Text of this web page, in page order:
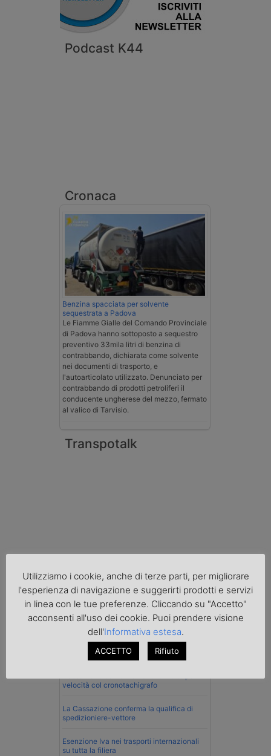
Podcast K44
Cronaca
Benzina spacciata per solvente
sequestrata a Padova
Le Fiamme Gialle del Comando Provinciale
di Padova hanno sottoposto a sequestro
preventivo 33mila litri di benzina di
contrabbando, dichiarata come solvente
nei documenti di trasporto, e
l'autoarticolato utilizzato. Denunciato per
contrabbando di prodotti petroliferi il
conducente ungherese del mezzo, fermato
al valico di Tarvisio.
Transpotalk
Normativa
La riforma del Codice della Strada punta
sull’autotrasporto
Imprenditore di Prato assolto per infortunio
col muletto
velocità col cronotachigrafo
La Cassazione conferma la qualifica di
spedizioniere-vettore
Esenzione Iva nei trasporti internazionali
su tutta la filiera
Utilizziamo i cookie, anche di terze parti, per migliorare
l'esperienza di navigazione e suggerirti prodotti e servizi
in linea con le tue preferenze. Cliccando su "Accetto"
acconsenti all'uso dei cookie. Puoi prendere visione
dell'Informativa estesa.
ACCETTO Rifiuto